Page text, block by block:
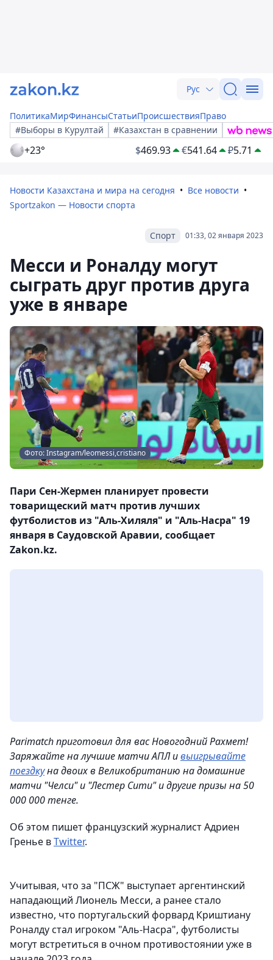
Рус
ПолитикаМирФинансыСтатьиПроисшествияПраво
#Выборы в Курултай
#Казахстан в сравнении
+23° $469.93 €541.64 ₽5.71
Новости Казахстана и мира на сегодня
Все новости
Sportzakon — Новости спорта
01:33, 02 января 2023
Спорт
Месси и Роналду могут
сыграть друг против друга
уже в январе
Фото: Instagram/leomessi,cristiano
Пари Сен-Жермен планирует провести
товарищеский матч против лучших
футболистов из "Аль-Хиляля" и "Аль-Насра" 19
января в Саудовской Аравии, сообщает
Zakon.kz.
Parimatch приготовил для вас Новогодний Рахмет!
Заряжайте на лучшие матчи АПЛ ивыигрывайте
поездкуна двоих в Великобританию на домашние
матчи "Челси" и "Лестер Сити" и другие призы на 50
000 000 тенге.
Об этом пишет французский журналист Адриен
Гренье вTwitter.
Учитывая, что за "ПСЖ" выступает аргентинский
нападающий Лионель Месси, а ранее стало
известно, что португальский форвард Криштиану
Роналду стал игроком "Аль-Насра", футболисты
могут встретиться в очном противостоянии уже в